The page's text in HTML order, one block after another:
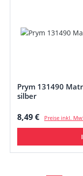
Prym 131490
silber
Regulärer Preis:
8,49 € Preise inkl.